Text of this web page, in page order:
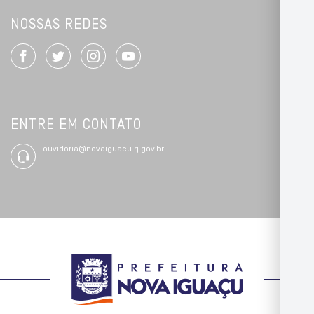
NOSSAS REDES
ENTRE EM CONTATO
ouvidoria@novaiguacu.rj.gov.br